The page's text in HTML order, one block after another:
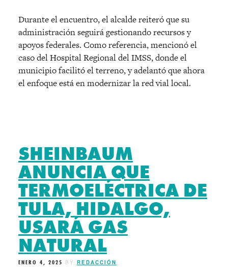
Durante el encuentro, el alcalde reiteró que su
administración seguirá gestionando recursos y
apoyos federales. Como referencia, mencionó el
caso del Hospital Regional del IMSS, donde el
municipio facilitó el terreno, y adelantó que ahora
el enfoque está en modernizar la red vial local.
SHEINBAUM
ANUNCIA QUE
TERMOELÉCTRICA DE
TULA, HIDALGO,
USARÁ GAS
NATURAL
ENERO 4, 2025 BY REDACCIÓN